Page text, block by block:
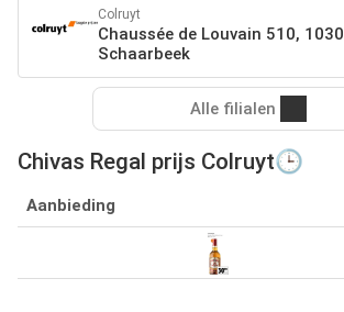
Colruyt
Chaussée de Louvain 510, 1030
Schaarbeek
Alle filialen
Chivas Regal prijs Colruyt🕒
Aanbieding